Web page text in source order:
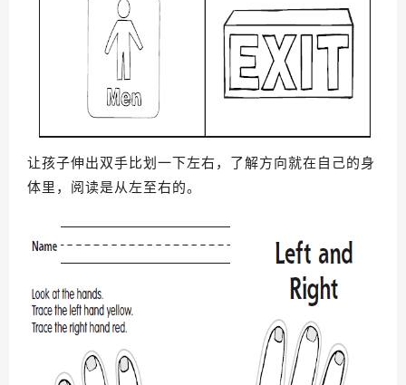
让孩子伸出双手比划一下左右，了解方向就在自己的身
体里，阅读是从左至右的。